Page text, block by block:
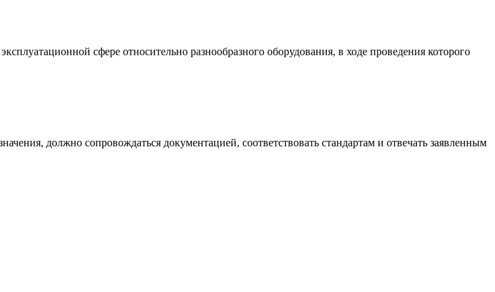
сфере относительно разнообразного оборудования, в ходе проведения которого
должно сопровождаться документацией, соответствовать стандартам и отвечать заявленным